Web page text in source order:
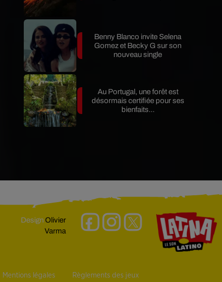
Benny Blanco invite Selena
Gomez et Becky G sur son
nouveau single
Au Portugal, une forêt est
désormais certifiée pour ses
bienfaits...
DesignOlivier
Varma
Mentions légales Règlements des jeux